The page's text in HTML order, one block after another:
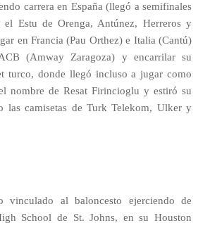
carrera en España (llegó a semifinales
Estu de Orenga, Antúnez, Herreros y
en Francia (Pau Orthez) e Italia (Cantú)
(Amway Zaragoza) y encarrilar su
turco, donde llegó incluso a jugar como
nombre de Resat Firincioglu y estiró su
las camisetas de Turk Telekom, Ulker y
vinculado al baloncesto ejerciendo de
School de St. Johns, en su Houston